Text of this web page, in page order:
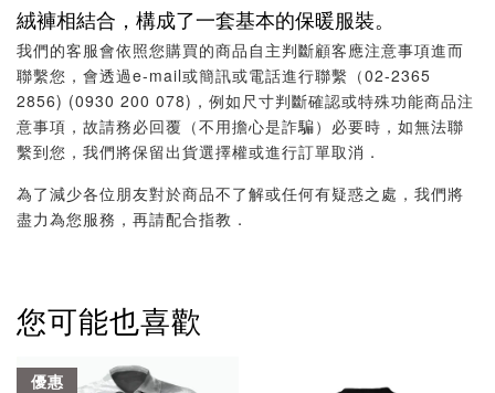
絨褲相結合，構成了一套基本的保暖服裝。
我們的客服會依照您購買的商品自主判斷顧客應注意事項進而
聯繫您，會透過e-mail或簡訊或電話進行聯繫（02-2365
2856) (0930 200 078)，例如尺寸判斷確認或特殊功能商品注
意事項，故請務必回覆（不用擔心是詐騙）必要時，如無法聯
繫到您，我們將保留出貨選擇權或進行訂單取消．
為了減少各位朋友對於商品不了解或任何有疑惑之處，我們將
盡力為您服務，再請配合指教．
您可能也喜歡
優惠